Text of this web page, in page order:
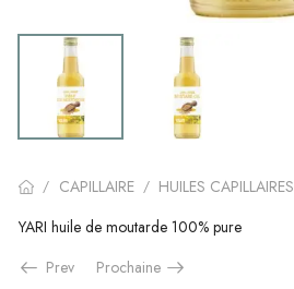
/ CAPILLAIRE / HUILES CAPILLAIRES
YARI huile de moutarde 100% pure
Prev
Prochaine